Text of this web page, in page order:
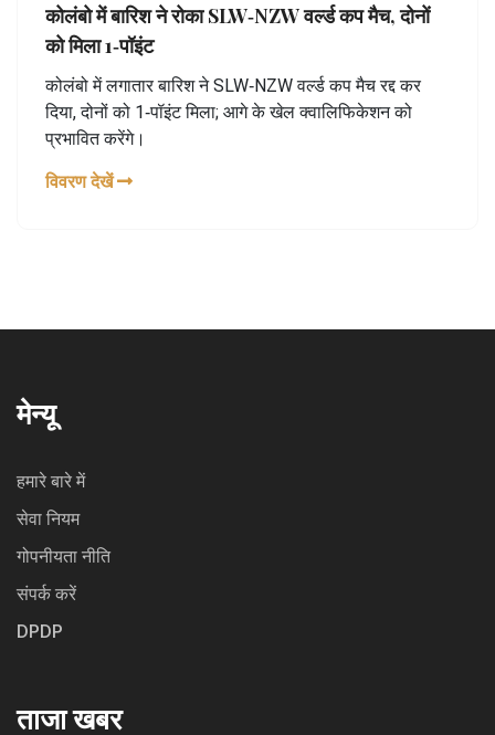
कोलंबो में बारिश ने रोका SLW‑NZW वर्ल्ड कप मैच, दोनों
को मिला 1‑पॉइंट
कोलंबो में लगातार बारिश ने SLW‑NZW वर्ल्ड कप मैच रद्द कर
दिया, दोनों को 1‑पॉइंट मिला; आगे के खेल क्वालिफिकेशन को
प्रभावित करेंगे।
विवरण देखें
मेन्यू
हमारे बारे में
सेवा नियम
गोपनीयता नीति
संपर्क करें
DPDP
ताजा खबर